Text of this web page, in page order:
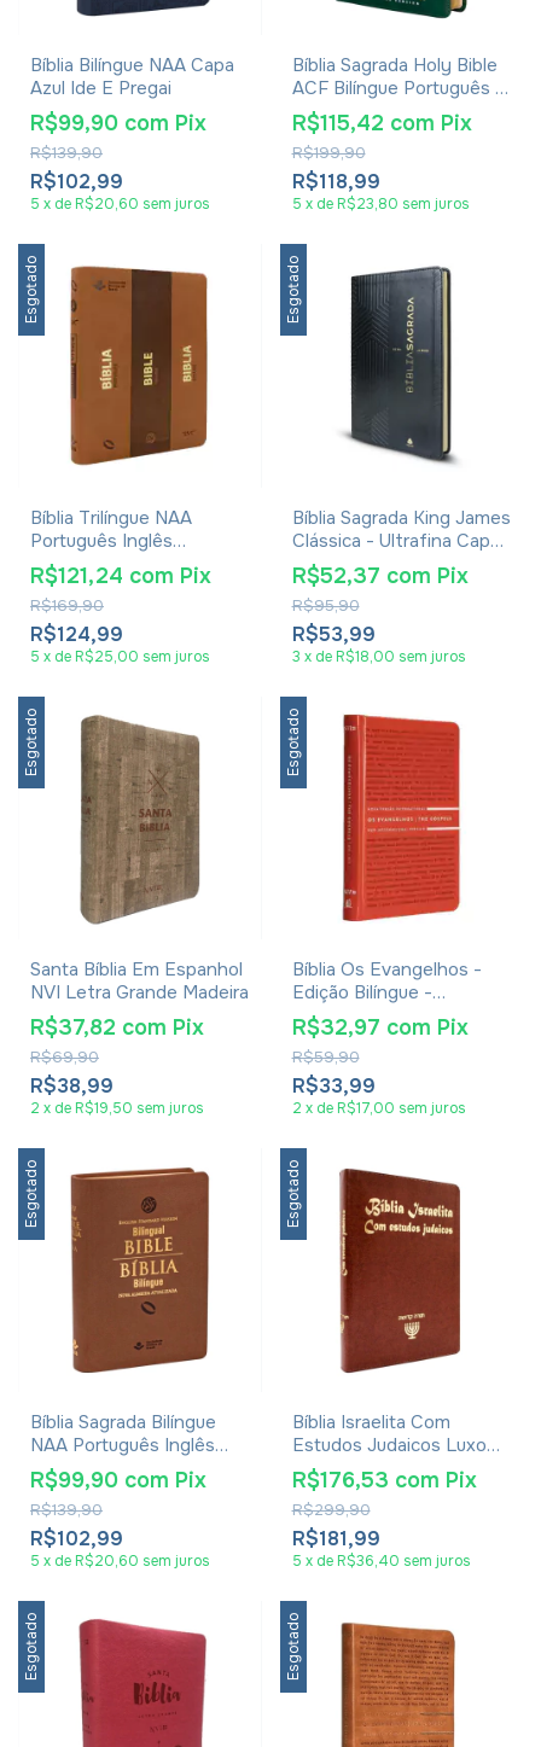
Bíblia Bilíngue NAA Capa
Azul Ide E Pregai
R$102,99
R$139,90
R$99,90 com Pix
5 x de R$20,60 sem juros
Bíblia Sagrada Holy Bible
ACF Bilíngue Português E
Inglês Capa Luxo Verde
R$118,99
R$199,90
R$115,42 com Pix
5 x de R$23,80 sem juros
Esgotado
Bíblia Trilíngue NAA
Português Inglês
Espanhol Luxo Marrom
R$124,99
R$169,90
R$121,24 com Pix
5 x de R$25,00 sem juros
Esgotado
Bíblia Sagrada King James
Clássica - Ultrafina Capa
Luxo Preta
R$53,99
R$95,90
R$52,37 com Pix
3 x de R$18,00 sem juros
Esgotado
Santa Bíblia Em Espanhol
NVI Letra Grande Madeira
R$38,99
R$69,90
R$37,82 com Pix
2 x de R$19,50 sem juros
Esgotado
Bíblia Os Evangelhos -
Edição Bilíngue -
Português/Inglês - NVI /
NIV - Com palavras de
Jesus em azul - Capa
Dura
R$33,99
R$59,90
R$32,97 com Pix
2 x de R$17,00 sem juros
Esgotado
Bíblia Sagrada Bilíngue
NAA Português Inglês
Média Luxo Marrom
R$102,99
R$139,90
R$99,90 com Pix
5 x de R$20,60 sem juros
Esgotado
Bíblia Israelita Com
Estudos Judaicos Luxo
Marrom
R$181,99
R$299,90
R$176,53 com Pix
5 x de R$36,40 sem juros
Esgotado Esgotado